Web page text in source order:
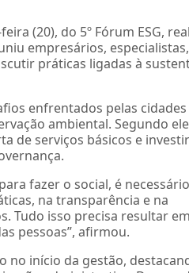
(20), do 5º Fórum ESG,
empresários,
práticas ligadas à
enfrentados pelas
ambiental. Segundo
de serviços básicos e
fazer o social, é
na transparência e na
Tudo isso precisa resultar
pessoas”, afirmou.
início da gestão,